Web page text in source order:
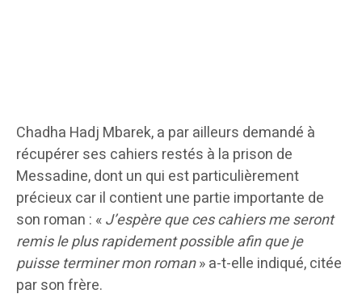
Chadha Hadj Mbarek, a par ailleurs demandé à
récupérer ses cahiers restés à la prison de
Messadine, dont un qui est particulièrement
précieux car il contient une partie importante de
son roman : «J’espère que ces cahiers me seront
remis le plus rapidement possible afin que je
puisse terminer mon roman» a-t-elle indiqué, citée
par son frère.